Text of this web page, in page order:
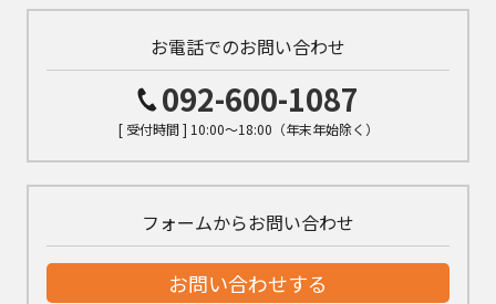
お電話でのお問い合わせ
092-600-1087
[ 受付時間 ] 10:00～18:00（年末年始除く）
フォームからお問い合わせ
お問い合わせする